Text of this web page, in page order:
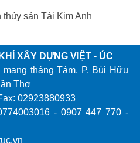
thủy sản Tài Kim Anh
XÂY DỰNG VIỆT - ÚC
tháng Tám, P. Bùi Hữu
Thơ
02923880933
- 0907 447 770 -